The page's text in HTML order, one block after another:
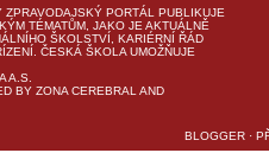
PORTÁL PUBLIKUJE
TÉMATŮM, JAKO JE AKTUÁLNĚ
ŠKOLSTVÍ, KARIÉRNÍ ŘÁD
ČESKÁ ŠKOLA UMOŽŇUJE
A.S.
BY ZONA CEREBRAL AND
BLOGGER ·